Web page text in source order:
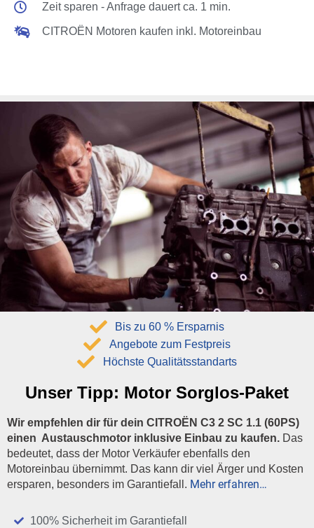
Zeit sparen - Anfrage dauert ca. 1 min.
CITROËN Motoren kaufen inkl. Motoreinbau
Unser Tipp: Motor Sorglos-Paket
Wir empfehlen dir für dein CITROËN C3 2 SC 1.1 (60PS)
einen Austauschmotor inklusive Einbau zu kaufen. Das
bedeutet, dass der Motor Verkäufer ebenfalls den
Motoreinbau übernimmt. Das kann dir viel Ärger und Kosten
ersparen, besonders im Garantiefall. Mehr erfahren…
100% Sicherheit im Garantiefall
Bis zu 60 % Ersparnis
Angebote zum Festpreis
Höchste Qualitätsstandarts